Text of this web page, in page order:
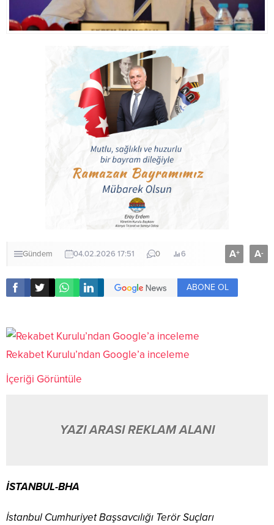
Gündem 04.02.2026 17:51 0 6 A+ A-
ABONE OL
Rekabet Kurulu’ndan Google’a inceleme
İçeriği Görüntüle
YAZI ARASI REKLAM ALANI
İSTANBUL-BHA
İstanbul Cumhuriyet Başsavcılığı Terör Suçları